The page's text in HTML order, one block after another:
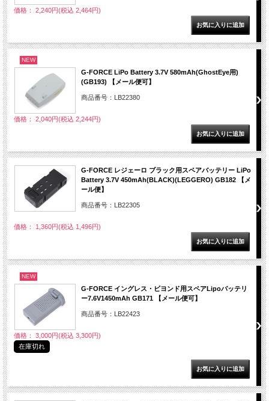
価格： 2,240円(税込 2,464円)
NEW
G-FORCE LiPo Battery 3.7V 580mAh(GhostEye用)
(GB193) 【メール便可】
商品番号：LB22380
価格： 2,040円(税込 2,244円)
G-FORCE レジェーロ ブラック用スペアバッテリー LiPo
Battery 3.7V 450mAh(BLACK)(LEGGERO) GB182 【メ
ール便】
商品番号：LB22305
価格： 1,360円(税込 1,496円)
NEW
G-FORCE イングレス・ビヨンド用スペアLipoバッテリ
ー7.6V1450mAh GB171 【メール便可】
商品番号：LB22423
価格： 3,000円(税込 3,300円)
在庫切れ